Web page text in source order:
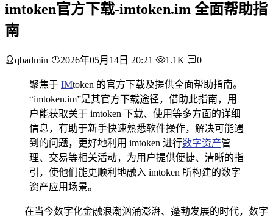
imtoken官方下载-imtoken.im 全面帮助指
南
qbadmin 2026年05月14日 20:21 1.1K 0
聚焦于 IMtoken 的官方下载及提供全面帮助指南。
“imtoken.im”是其官方下载途径，借助此指南，用
户能获取关于 imtoken 下载、使用等多方面的详细
信息，有助于新手快速熟悉软件操作，解决可能遇
到的问题，更好地利用 imtoken 进行数字资产管
理、交易等相关活动，为用户提供便捷、清晰的指
引，使他们能更顺利地融入 imtoken 所构建的数字
资产应用场景。
在当今数字化金融浪潮汹涌澎湃、蓬勃发展的时代，数字